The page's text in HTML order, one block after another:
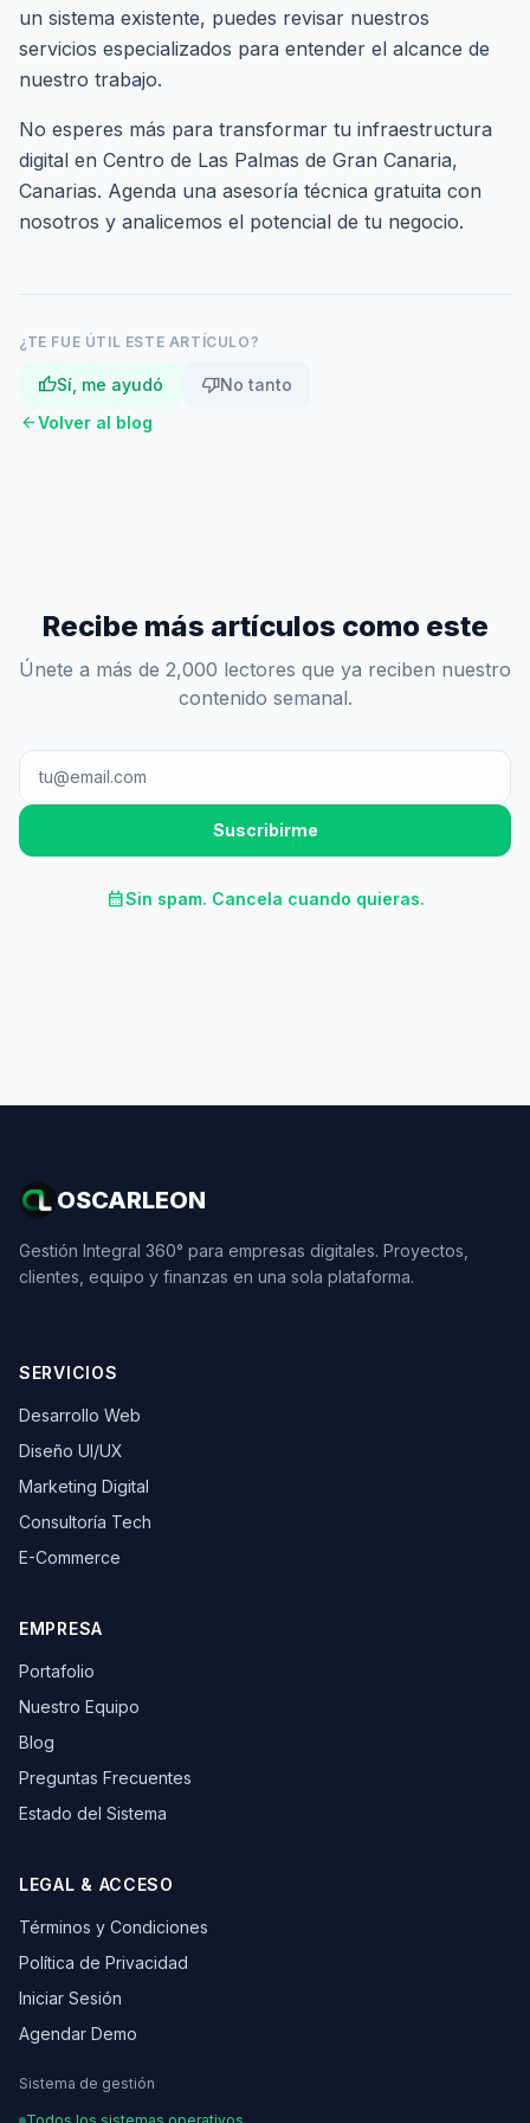
un sistema existente, puedes revisar nuestros
servicios especializados para entender el alcance de
nuestro trabajo.
No esperes más para transformar tu infraestructura
digital en Centro de Las Palmas de Gran Canaria,
Canarias. Agenda una asesoría técnica gratuita con
nosotros y analicemos el potencial de tu negocio.
¿TE FUE ÚTIL ESTE ARTÍCULO?
thumb_upSí, me ayudó thumb_downNo tanto
arrow_backVolver al blog
Recibe más artículos como este
Únete a más de 2,000 lectores que ya reciben nuestro
contenido semanal.
Suscribirme
calendar_monthSin spam. Cancela cuando quieras.
OSCARLEON
Gestión Integral 360° para empresas digitales. Proyectos,
clientes, equipo y finanzas en una sola plataforma.
SERVICIOS
Desarrollo Web
Diseño UI/UX
Marketing Digital
Consultoría Tech
E-Commerce
EMPRESA
Portafolio
Nuestro Equipo
Blog
Preguntas Frecuentes
Estado del Sistema
LEGAL & ACCESO
Términos y Condiciones
Política de Privacidad
Iniciar Sesión
Agendar Demo
Sistema de gestión